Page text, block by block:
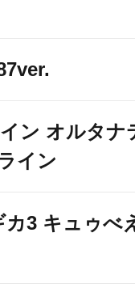
ン オルタナ
イン
3 キュゥべ